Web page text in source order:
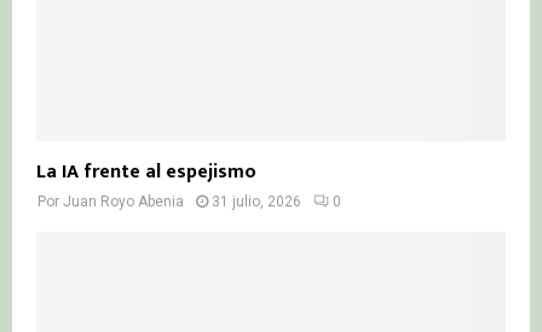
La IA frente al espejismo
Por Juan Royo Abenia 31 julio, 2026 0